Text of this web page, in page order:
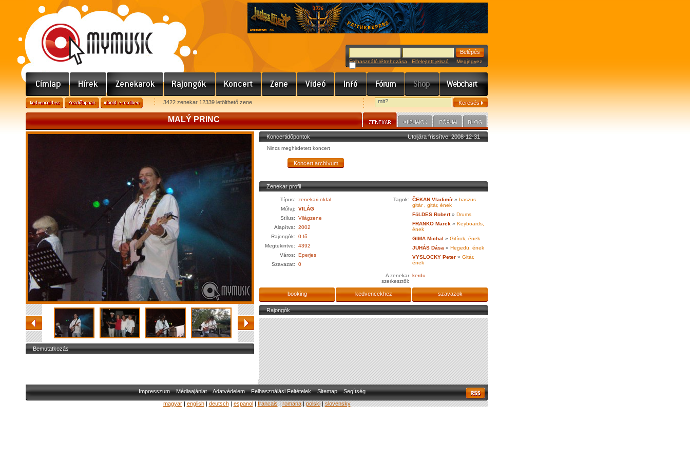
Felhasználó létrehozása Elfelejtett jelszó Megjegyez
3422 zenekar 12339 letölthető zene
MALÝ PRINC
Bemutatkozás
Utoljára frissítve: 2008-12-31
Koncertidőpontok
Nincs meghirdetett koncert
Zenekar profil
Típus:
zenekari oldal
Műfaj:
VILÁG
Stílus:
Világzene
Alapítva:
2002
Rajongók:
0 fő
Megtekintve:
4392
Város:
Eperjes
Szavazat:
0
Tagok: ČEKAN Vladimír » baszus
gitár , gitár, ének
FöLDES Robert » Drums
FRANKO Marek » Keyboards,
ének
GIMA Michal » Gitírok, ének
JUHÁS Dása » Hegedü, ének
VYSLOCKY Peter » Gitár,
ének
A zenekar
szerkesztői:
kerdu
booking kedvencekhez szavazok
Rajongók
Impresszum Médiaajánlat Adatvédelem Felhasználási Feltételek Sitemap
Segítség
magyar| english| deutsch| espanol| francais|romana|polski|slovensky